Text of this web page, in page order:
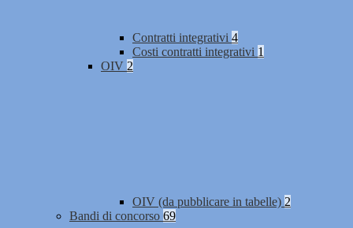
Contratti integrativi 4
Costi contratti integrativi 1
OIV 2
OIV (da pubblicare in tabelle) 2
Bandi di concorso 69